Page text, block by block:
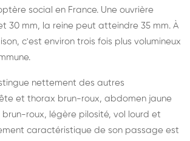
social en France. Une ouvrière
30 mm, la reine peut atteindre 35 mm. À
c'est environ trois fois plus volumineux
nettement des autres
et thorax brun-roux, abdomen jaune
roux, légère pilosité, vol lourd et
caractéristique de son passage est